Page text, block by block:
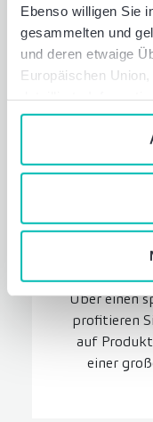
Ebenso willigen Sie
gesammelten und
und deren etwaige
Europäischen
Verwaltung von
dem Klick auf
Verwendung von
nutzen.
Über einen
profitieren
auf
einer